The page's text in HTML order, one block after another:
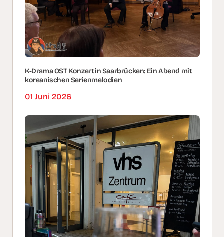
K-Drama OST Konzert in Saarbrücken: Ein Abend mit
koreanischen Serienmelodien
01 Juni 2026